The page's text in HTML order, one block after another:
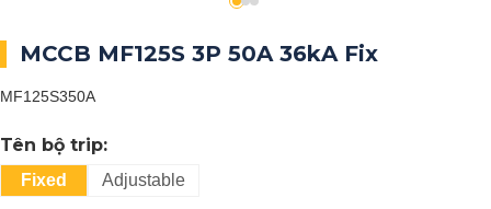
MCCB MF125S 3P 50A 36kA Fix
MF125S350A
Tên bộ trip:
Fixed Adjustable